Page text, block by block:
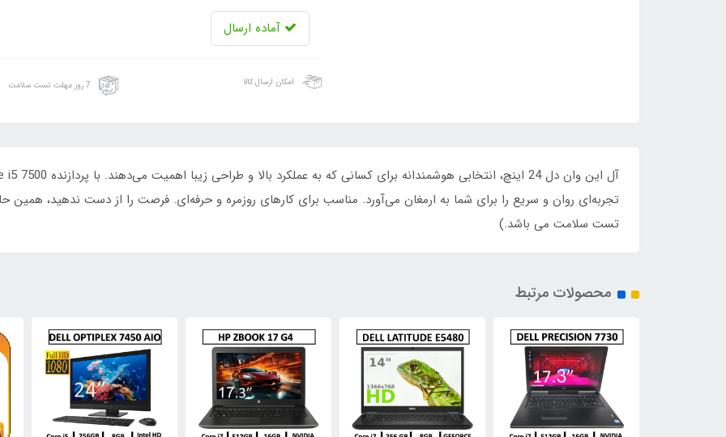
آماده ارسال
امکان ارسال کالا 7 روز مهلت تست سلامت
تجربه‌ای روان و سریع را برای شما به ارمغان می‌آورد. مناسب برای کارهای روزمره و حرفه‌ای. فرصت را از دست ندهید، همین
تست سلامت می باشد.)
محصولات مرتبط